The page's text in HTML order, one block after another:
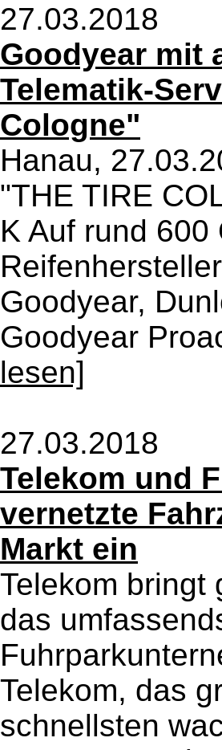
27.03.2018
Goodyear mit
Telematik-
Cologne"
Hanau,
"THE TIRE
K Auf rund
Goodyear,
Goodyear
lesen]
27.03.2018
Telekom und
vernetzte
Markt ein
Telekom bringt
das
Telekom, das
schnellsten